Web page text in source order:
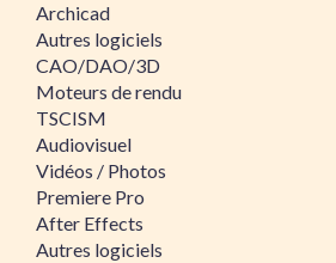
Archicad
Autres logiciels
CAO/DAO/3D
Moteurs de rendu
TSCISM
Audiovisuel
Vidéos / Photos
Premiere Pro
After Effects
Autres logiciels